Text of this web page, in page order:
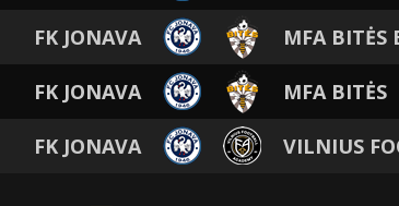
FK JONAVA MFA BITĖS
FK JONAVA MFA BITĖS
FK JONAVA VILNIUS